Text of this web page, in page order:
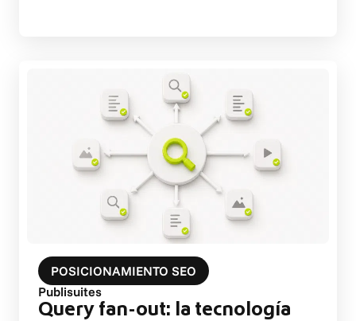
POSICIONAMIENTO SEO
Publisuites
Query fan-out: la tecnología